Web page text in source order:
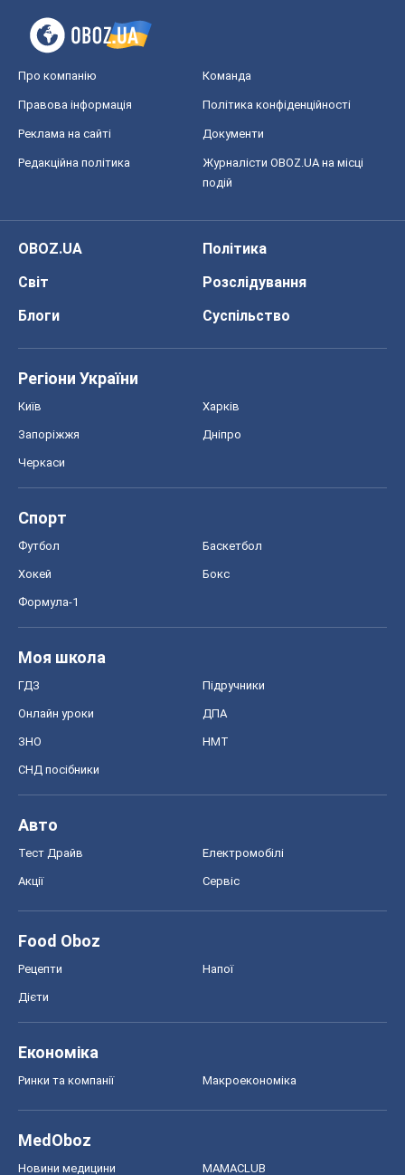
Про компанію Команда
Правова інформація Політика конфіденційності
Реклама на сайті Документи
Редакційна політика
Журналісти OBOZ.UA на місці
подій
OBOZ.UA
Політика
Світ
Розслідування
Блоги
Суспільство
Регіони України
Київ Харків
Запоріжжя Дніпро
Черкаси
Спорт
Футбол Баскетбол
Хокей Бокс
Формула-1
Моя школа
ГДЗ Підручники
Онлайн уроки ДПА
ЗНО НМТ
СНД посібники
Авто
Тест Драйв Електромобілі
Акції Сервіс
Food Oboz
Рецепти Напої
Дієти
Економіка
Ринки та компанії Макроекономіка
MedOboz
Новини медицини MAMACLUB